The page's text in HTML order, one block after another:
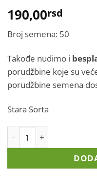
190,00rsd
Broj semena: 50
Takođe nudimo i
porudžbine koje su
porudžbine semena
Stara Sorta